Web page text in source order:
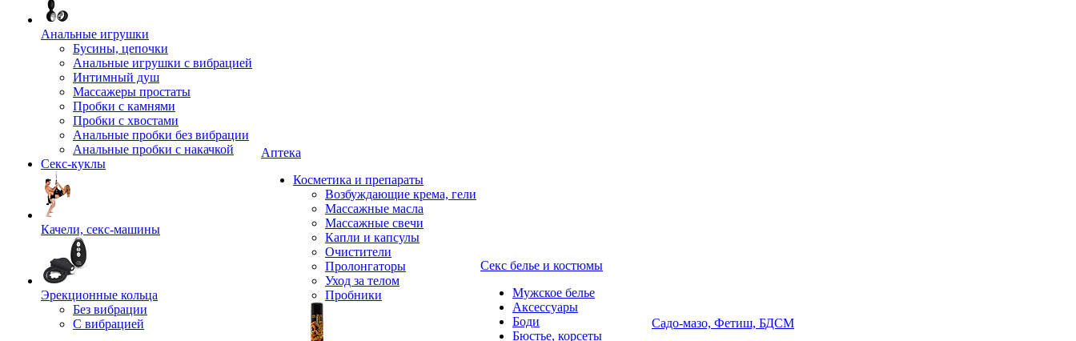
Анальные игрушки
Бусины, цепочки
Анальные игрушки с вибрацией
Интимный душ
Массажеры простаты
Пробки с камнями
Пробки с хвостами
Анальные пробки без вибрации
Анальные пробки с накачкой
Секс-куклы
Качели, секс-машины
Эрекционные кольца
Без вибрации
С вибрацией
Аптека
Косметика и препараты
Возбуждающие крема, гели
Массажные масла
Массажные свечи
Капли и капсулы
Очистители
Пролонгаторы
Уход за телом
Пробники
Секс белье и костюмы
Мужское белье
Аксессуары
Боди
Бюстье, корсеты
Садо-мазо, Фетиш, БДСМ